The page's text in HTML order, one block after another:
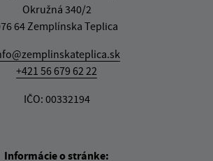
Okružná 340/2
64 Zemplínska Teplica
+421 56 679 62 22
IČO: 00332194
Informácie o stránke: